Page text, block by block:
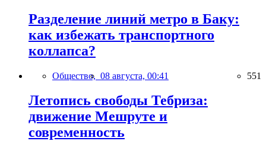
Разделение линий метро в Баку:
как избежать транспортного
коллапса?
Общество, 08 августа, 00:41 551
Летопись свободы Тебриза:
движение Мешруте и
современность